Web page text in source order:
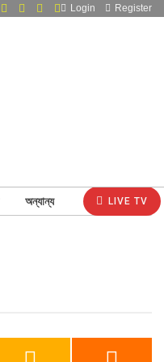
Login Register
অন্যান্য LIVE TV